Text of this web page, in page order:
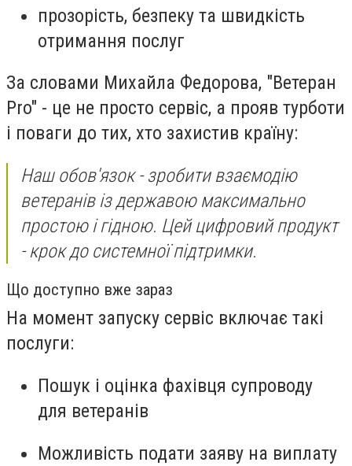
прозорість, безпеку та швидкість
отримання послуг
За словами Михайла Федорова, "Ветеран
Pro" - це не просто сервіс, а прояв турботи
і поваги до тих, хто захистив країну:
Наш обов'язок - зробити взаємодію
ветеранів із державою максимально
простою і гідною. Цей цифровий продукт
- крок до системної підтримки.
Що доступно вже зараз
На момент запуску сервіс включає такі
послуги:
Пошук і оцінка фахівця супроводу
для ветеранів
Можливість подати заяву на виплату